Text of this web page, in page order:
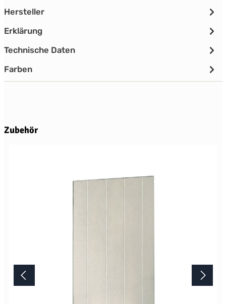
Hersteller
Erklärung
Technische Daten
Farben
Produktgalerie überspringen
Zubehör